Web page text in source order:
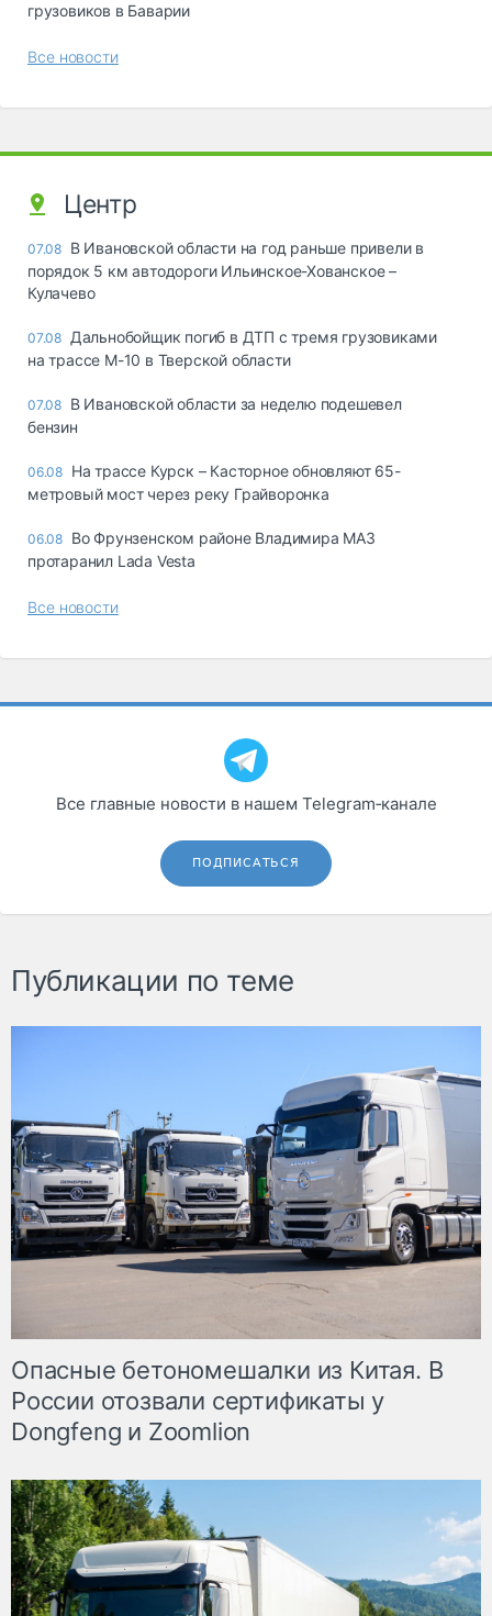
грузовиков в Баварии
Все новости
Центр
07.08 В Ивановской области на год раньше привели в
порядок 5 км автодороги Ильинское-Хованское –
Кулачево
07.08 Дальнобойщик погиб в ДТП с тремя грузовиками
на трассе М-10 в Тверской области
07.08 В Ивановской области за неделю подешевел
бензин
06.08 На трассе Курск – Касторное обновляют 65-
метровый мост через реку Грайворонка
06.08 Во Фрунзенском районе Владимира МАЗ
протаранил Lada Vesta
Все новости
Все главные новости в нашем Telegram‑канале
ПОДПИСАТЬСЯ
Публикации по теме
Опасные бетономешалки из Китая. В
России отозвали сертификаты у
Dongfeng и Zoomlion